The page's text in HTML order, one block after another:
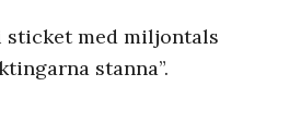
sticket med miljontals
stanna”.